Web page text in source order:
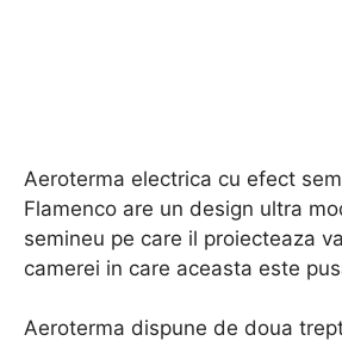
Aeroterma electrica cu efect
Flamenco are un design ultra
semineu pe care il proiecteaza
camerei in care aceasta este
Aeroterma dispune de doua